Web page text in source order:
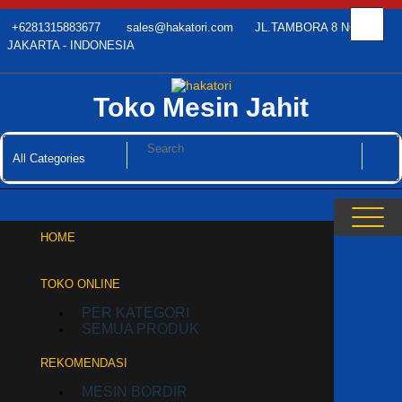
content
+6281315883677 sales@hakatori.com
JL.TAMBORA 8 NO.45
JAKARTA - INDONESIA
Toko Mesin Jahit
HOME
TOKO ONLINE
PER KATEGORI
SEMUA PRODUK
REKOMENDASI
MESIN BORDIR